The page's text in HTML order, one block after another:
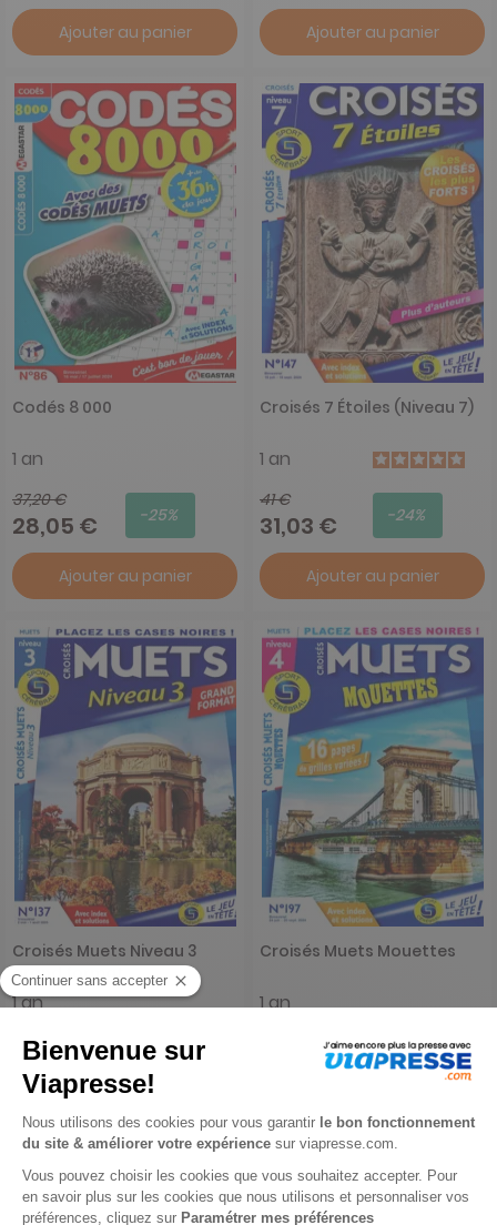
Ajouter au panier Ajouter au panier
Codés 8 000
1 an
37,20 €
28,05 € -25%
Ajouter au panier
Croisés 7 Étoiles (Niveau 7)
1 an
41 €
31,03 € -24%
Ajouter au panier
Croisés Muets Niveau 3
grand format
1 an
27,40 €
20,83 € -24%
Ajouter au panier
Croisés Muets Mouettes
1 an
28,90 € -24%
Ajouter au panier